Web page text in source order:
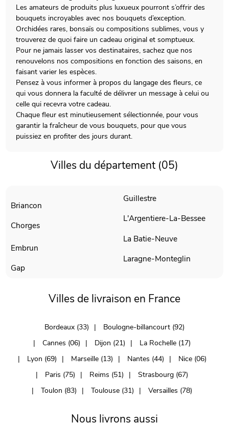
Les amateurs de produits plus luxueux pourront s’offrir des
bouquets incroyables avec nos bouquets d’exception.
Orchidées rares, bonsaïs ou compositions sublimes, vous y
trouverez de quoi faire un cadeau original et somptueux.
Pour ne jamais lasser vos destinataires, sachez que nos
renouvelons nos compositions en fonction des saisons, en
faisant varier les espèces.
Pensez à vous informer à propos du langage des fleurs, ce
qui vous donnera la faculté de délivrer un message à celui ou
celle qui recevra votre cadeau.
Chaque fleur est minutieusement sélectionnée, pour vous
garantir la fraîcheur de vous bouquets, pour que vous
puissiez en profiter des jours durant.
Villes du département (05)
Briancon
Chorges
Embrun
Gap
Guillestre
L'Argentiere-La-Bessee
La Batie-Neuve
Laragne-Monteglin
Villes de livraison en France
Bordeaux (33)
Boulogne-billancourt (92)
Cannes (06)
Dijon (21)
La Rochelle (17)
Lyon (69)
Marseille (13) Nantes (44)
Nice (06)
Paris (75)
Reims (51)
Strasbourg (67)
Toulon (83)
Toulouse (31) Versailles (78)
Nous livrons aussi